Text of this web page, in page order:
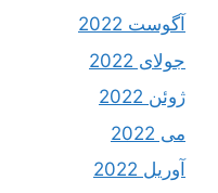
آگوست 2022
جولای 2022
ژوئن 2022
می 2022
آوریل 2022